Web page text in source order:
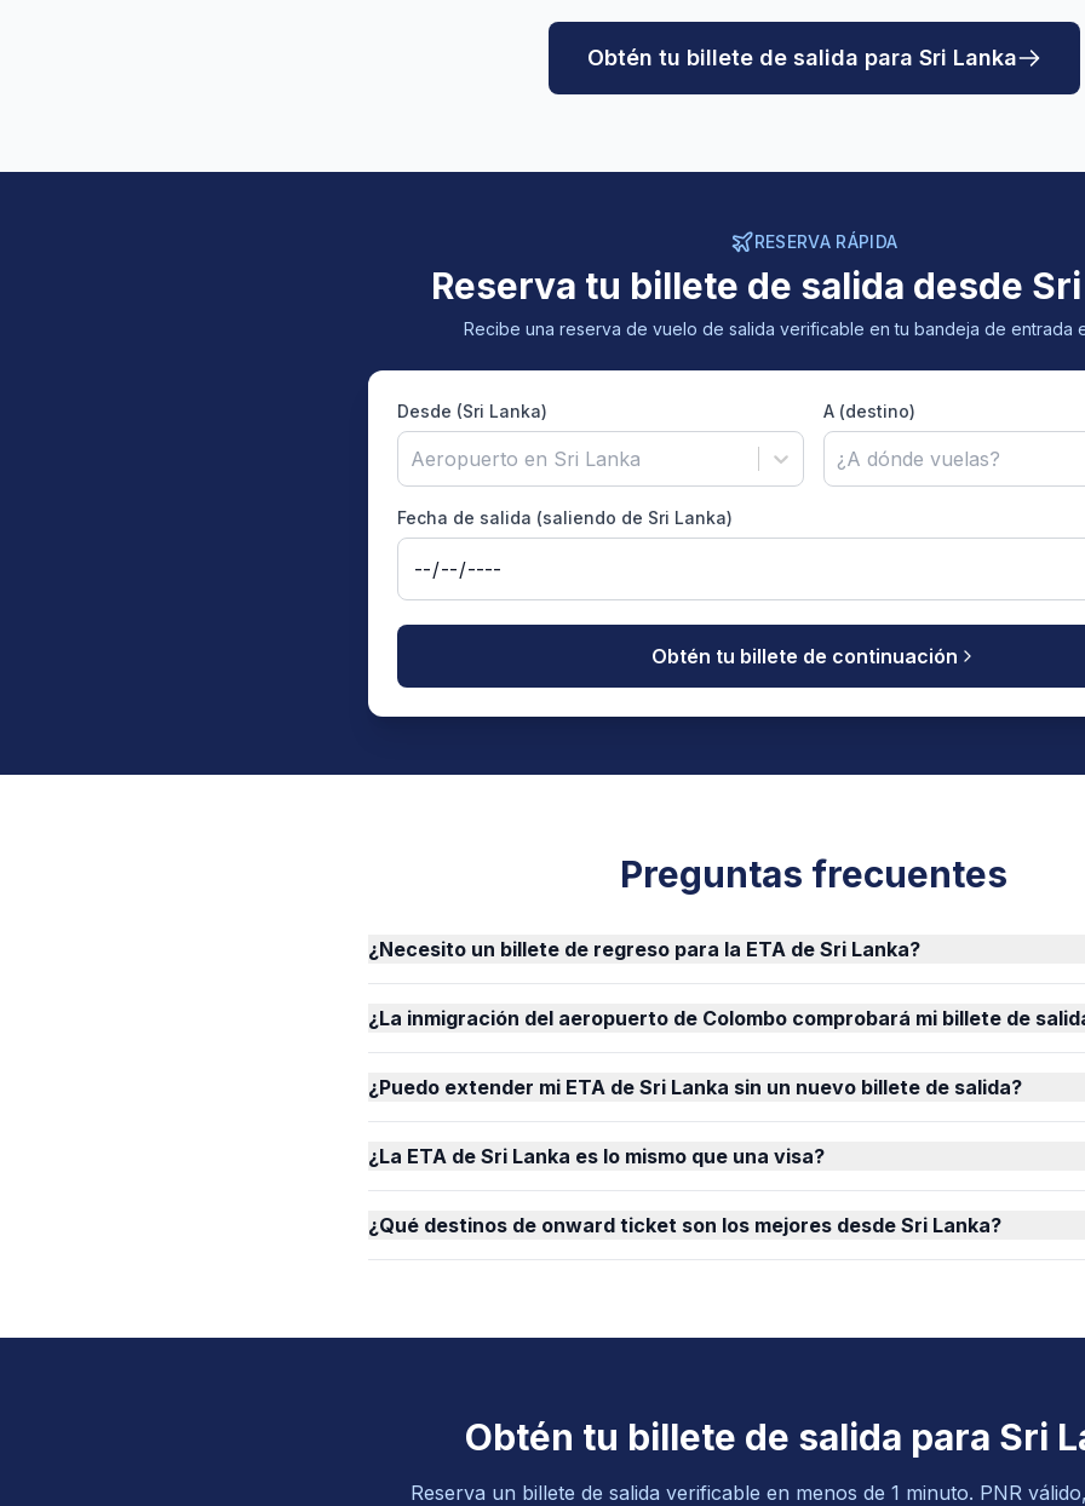
Obtén tu billete de salida para Sri Lanka
RESERVA RÁPIDA
Reserva tu billete de salida desde
Recibe una reserva de vuelo de salida verificable en tu bandeja de entrada
Desde (Sri Lanka)
Aeropuerto en Sri Lanka
A (destino)
¿A dónde vuelas?
Fecha de salida (saliendo de Sri Lanka)
Obtén tu billete de continuación
Preguntas frecuentes
¿Necesito un billete de regreso para la ETA de Sri Lanka?
¿La inmigración del aeropuerto de Colombo comprobará mi billete de
¿Puedo extender mi ETA de Sri Lanka sin un nuevo billete de salida?
¿La ETA de Sri Lanka es lo mismo que una visa?
¿Qué destinos de onward ticket son los mejores desde Sri Lanka?
Obtén tu billete de salida para Sri
Reserva un billete de salida verificable en menos de 1 minuto. PNR